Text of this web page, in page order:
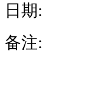
日期:
备注: